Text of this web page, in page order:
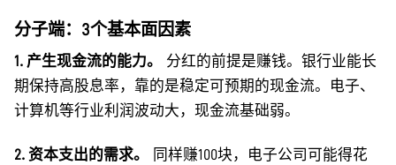
分子端：3个基本面因素
1. 产生现金流的能力。
分红的前提是赚钱。银行业能长
期保持高股息率，靠的是稳定可预期的现金流。电子、
计算机等行业利润波动大，现金流基础弱。
2. 资本支出的需求。
同样赚100块，电子公司可能得花